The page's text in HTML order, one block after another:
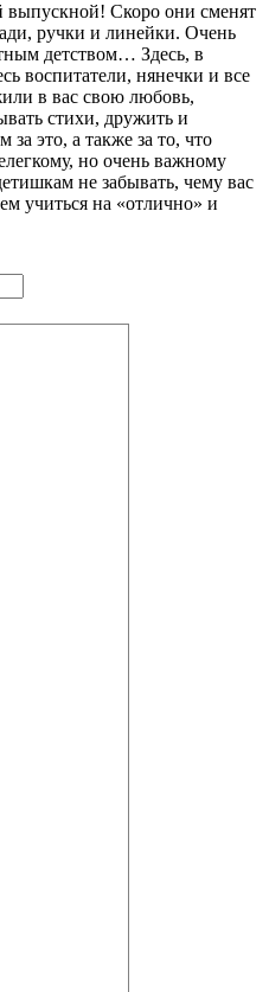
выпускной! Скоро они сменят
ручки и линейки. Очень
детством… Здесь, в
воспитатели, нянечки и все
в вас свою любовь,
стихи, дружить и
за это, а также за то, что
но очень важному
не забывать, чему вас
учиться на «отлично» и